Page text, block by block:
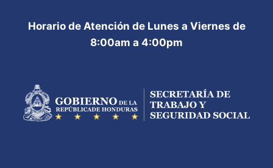
Horario de Atención de Lunes a Viernes de
8:00am a 4:00pm